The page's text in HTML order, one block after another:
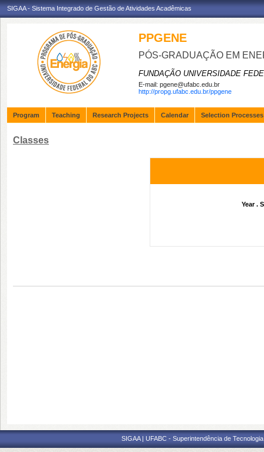
SIGAA - Sistema Integrado de Gestão de Atividades Acadêmicas
PPGENE
PÓS-GRADUAÇÃO EM
FUNDAÇÃO UNIVERSIDADE
E-mail: pgene@ufabc.edu.br
http://propg.ufabc.edu.br/ppgene
Program Teaching Research Projects Calendar Selection Processes
Classes
Year .
SIGAA | UFABC - Superintendência de